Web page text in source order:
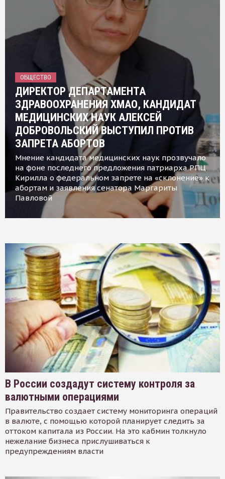
ОБЩЕСТВО
ДИРЕКТОР ДЕПАРТАМЕНТА
ЗДРАВООХРАНЕНИЯ ХМАО, КАНДИДАТ
МЕДИЦИНСКИХ НАУК АЛЕКСЕЙ
ДОБРОВОЛЬСКИЙ ВЫСТУПИЛ ПРОТИВ
ЗАПРЕТА АБОРТОВ
Мнение кандидата медицинских наук прозвучало
на фоне последнего предложения патриарха РПЦ
Кирилла о федеральном запрете на «склонение» к
абортам и заявления сенатора Маргариты
Павловой
В России создадут систему контроля за
валютными операциями
Правительство создает систему мониторинга операций
в валюте, с помощью которой планирует следить за
оттоком капитала из России. На это кабмин толкнуло
нежелание бизнеса прислушиваться к
предупреждениям власти